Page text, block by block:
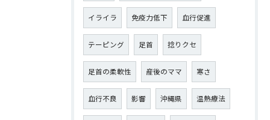
イライラ 免疫力低下 血行促進
テーピング 足首 捻りクセ
足首の柔軟性 産後のママ 寒さ
血行不良 影響 沖縄県 温熱療法